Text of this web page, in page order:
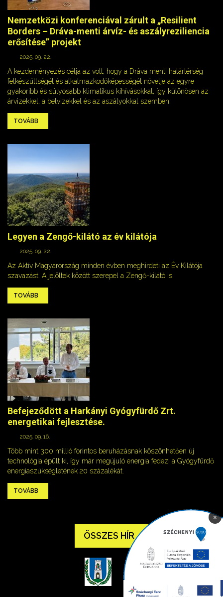
Nemzetközi konferenciával zárult a „Resilient
Borders – Dráva-menti árvíz- és aszályreziliencia
erősítése” projekt
2025. 09. 22.
A kezdeményezés célja az volt, hogy a Dráva menti határtérség
felkészültségét és alkalmazkodóképességét növelje az egyre
gyakoribb és súlyosabb klimatikus kihívásokkal, így különösen az
árvizekkel, a belvizekkel és az aszályokkal szemben.
TOVÁBB
Legyen a Zengő-kilátó az év kilátója
2025. 09. 22.
Az Aktív Magyarország minden évben meghirdeti az Év Kilátója
szavazást. A jelöltek között szerepel a Zengő-kilátó is.
TOVÁBB
Befejeződött a Harkányi Gyógyfürdő Zrt.
energetikai fejlesztése.
2025. 09. 16.
Több mint 300 millió forintos beruházásnak köszönhetően új
technológia épült ki, így már megújuló energia fedezi a Gyógyfürdő
energiaszükségletének 20 százalékát.
TOVÁBB
ÖSSZES HÍR
×